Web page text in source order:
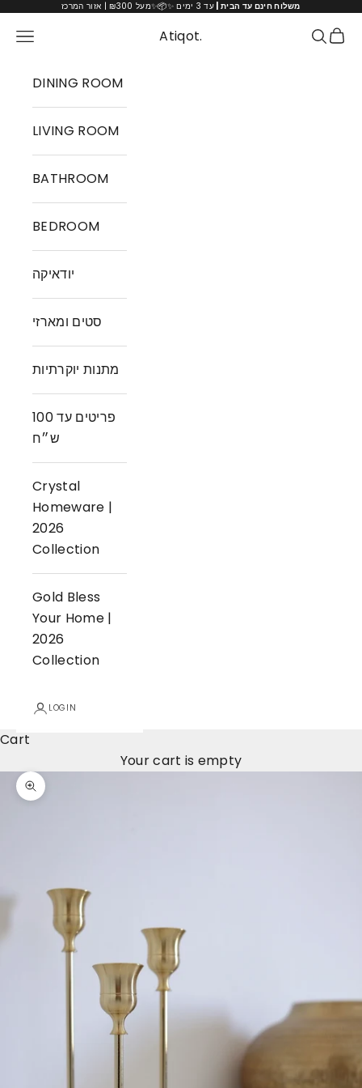
Skip to content משלוח חינם עד הבית | עד 3 ימים ✨📦✨מעל ₪300 | אזור המרכז
Atiqot.
Navigation menu Search
Cart
DINING ROOM
LIVING ROOM
BATHROOM
BEDROOM
יודאיקה
סטים ומארזי
מתנות יוקרתיות
פריטים עד 100
ש״ח
Crystal
Homeware |
2026
Collection
Gold Bless
Your Home |
2026
Collection
LOGIN
Cart
Your cart is empty
Zoom picture